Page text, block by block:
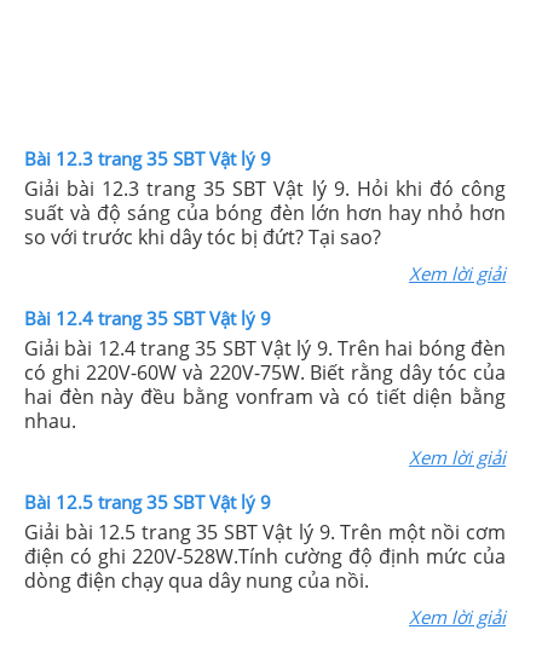
Bài 12.3 trang 35 SBT Vật lý 9
Giải bài 12.3 trang 35 SBT Vật lý 9. Hỏi khi đó công
suất và độ sáng của bóng đèn lớn hơn hay nhỏ hơn
so với trước khi dây tóc bị đứt? Tại sao?
Xem lời giải
Bài 12.4 trang 35 SBT Vật lý 9
Giải bài 12.4 trang 35 SBT Vật lý 9. Trên hai bóng đèn
có ghi 220V-60W và 220V-75W. Biết rằng dây tóc của
hai đèn này đều bằng vonfram và có tiết diện bằng
nhau.
Xem lời giải
Bài 12.5 trang 35 SBT Vật lý 9
Giải bài 12.5 trang 35 SBT Vật lý 9. Trên một nồi cơm
điện có ghi 220V-528W.Tính cường độ định mức của
dòng điện chạy qua dây nung của nồi.
Xem lời giải